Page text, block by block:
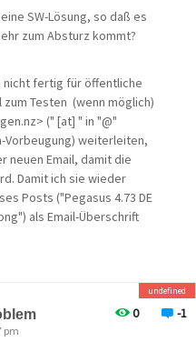
SW-Lösung, so daß es
zum Absturz kommt?
nicht fertig für öffentliche
Testen (wenn möglich)
(" [at] " in "@"
weiterleiten,
neuen Email, damit die
Damit ich sie wieder
Posts ("Pegasus 4.73 DE
als Email-Überschrift
0 -1
undefined
pm